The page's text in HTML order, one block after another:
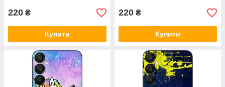
220 ₴
Купити
220 ₴
Купити